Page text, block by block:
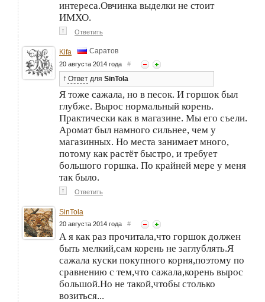
интереса.Овчинка выделки не стоит
ИМХО.
↑ Ответить
Kifa Саратов
20 августа 2014 года #
↑ Ответ для SinTola
Я тоже сажала, но в песок. И горшок был
глубже. Вырос нормальный корень.
Практически как в магазине. Мы его съели.
Аромат был намного сильнее, чем у
магазинных. Но места занимает много,
потому как растёт быстро, и требует
большого горшка. По крайней мере у меня
так было.
↑ Ответить
SinTola
20 августа 2014 года #
А я как раз прочитала,что горшок должен
быть мелкий,сам корень не заглублять.Я
сажала куски покупного корня,поэтому по
сравнению с тем,что сажала,корень вырос
большой.Но не такой,чтобы столько
возиться...